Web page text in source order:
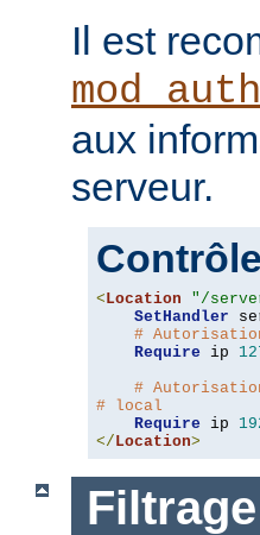
Il est
aux
serveur.
< Location "/
SetHandler
#
Require ip
#
# local
Require ip
</ Location>